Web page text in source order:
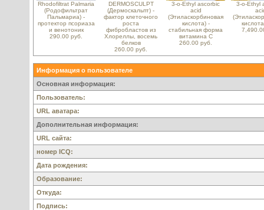
Rhodofiltrat Palmaria
(Родофильтрат
Пальмариа) -
протектор псориаза
и венотоник
290.00 руб.
DERMOSCULPT
(Дермоскальпт) -
фактор клеточного
роста
фибробластов из
Хлореллы, восемь
белков
260.00 руб.
3-o-Ethyl ascorbic
acid
(Этиласкорбиновая
кислота) -
стабильная форма
витамина С
260.00 руб.
3-o-Ethyl
Информация о пользователе
Основная информация:
Пользователь:
URL аватара:
Дополнительная информация:
URL сайта:
номер ICQ:
Дата рождения:
Образование:
Откуда:
Подпись: